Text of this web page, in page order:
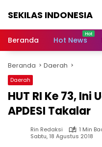
SEKILAS INDONESIA
Terkini,
Latest
World,
Headlines,
News
Today
Beranda Hot News
Beranda Daerah
Daerah
HUT RI Ke 73, Ini
APDESI Takalar
Rin Redaksi
1 Min
Sabtu, 18 Agustus 2018